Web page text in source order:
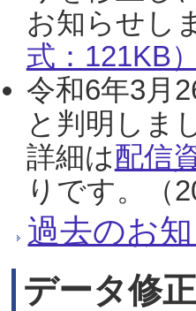
お知らせし
式：121KB）
令和6年3月
と判明しま
詳細は配信
りです。（
過去のお
データ修